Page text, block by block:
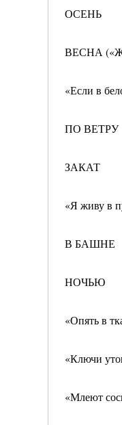
ОСЕНЬ
ВЕСНА
«Если в
ПО ВЕТРУ
ЗАКАТ
«Я живу в
В БАШНЕ
НОЧЬЮ
«Опять в
«Ключи
«Млеют